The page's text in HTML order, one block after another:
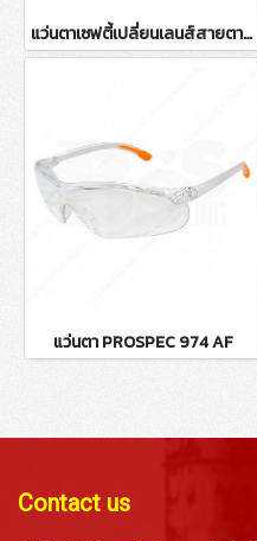
แว่นตาเซฟตี้เปลี่ยนเลนส์สายตา กรอบสีดำ P15011
แว่นตา PROSPEC 974 AF
Contact us